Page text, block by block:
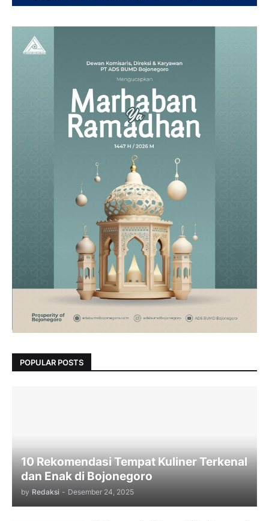
POPULAR POSTS
10 Rekomendasi Tempat Kuliner Terkenal
dan Enak di Bojonegoro
by Redaksi - Desember 24, 2025